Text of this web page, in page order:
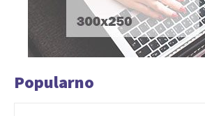
Popularno